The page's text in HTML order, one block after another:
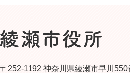
〒252-1192 神奈川県綾瀬市早川550